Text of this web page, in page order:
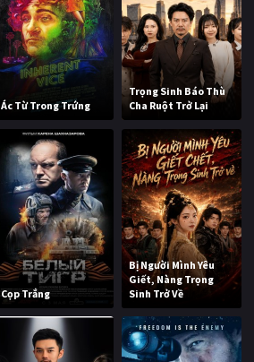
Ác Từ Trong Trứng
Trọng Sinh Báo Thù
Cha Ruột Trở Lại
Cọp Trắng
Bị Người Mình Yêu
Giết, Nàng Trọng
Sinh Trở Về